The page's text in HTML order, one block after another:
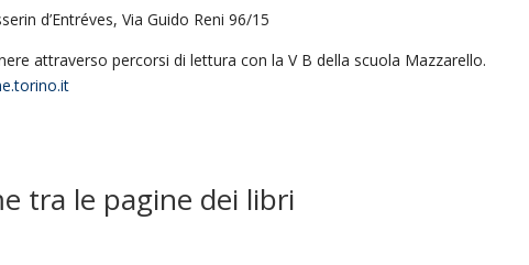
d’Entréves, Via Guido Reni 96/15
attraverso percorsi di lettura con la V B della scuola Mazzarello.
tra le pagine dei libri